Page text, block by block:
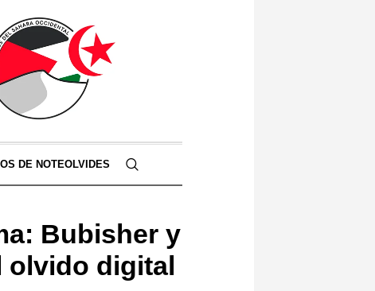
DE NOTEOLVIDES
Bubisher y
olvido digital